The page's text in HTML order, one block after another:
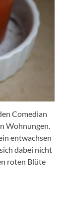
Comedian
Wohnungen.
entwachsen
dabei nicht
roten Blüte